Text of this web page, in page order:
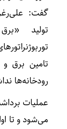
گفت:
تولید
تامین برق و
رودخانه‌ها
عملیات
می‌شود و تا